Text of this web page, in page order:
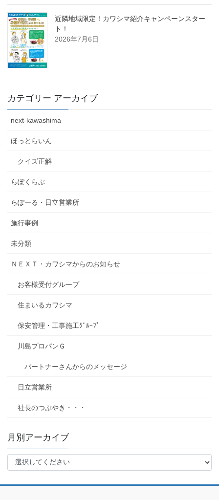
近隣地域限定！カワシマ紹介キャンペーンスター
ト！
2026年7月6日
カテゴリー アーカイブ
next-kawashima
ほっとらいん
クイズ正解
らぽくらぶ
らぽーる・日立営業所
施行事例
未分類
ＮＥＸＴ・カワシマからのお知らせ
お客様受付グループ
住まいるカワシマ
保安管理・工事施工ｸﾞﾙｰﾌﾟ
川島プロパンＧ
パートナーさんからのメッセージ
日立営業所
社長のつぶやき・・・
月別アーカイブ